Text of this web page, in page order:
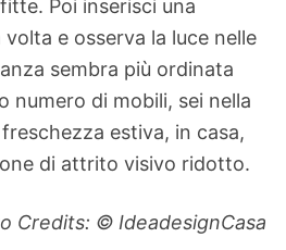
Poi inserisci una
e osserva la luce nelle
sembra più ordinata
numero di mobili, sei nella
estiva, in casa,
di attrito visivo ridotto.
Credits: © IdeadesignCasa